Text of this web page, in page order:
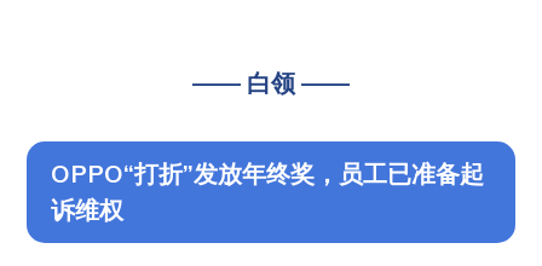
—— 白领 ——
OPPO“打折”发放年终奖，员工已准备起
诉维权